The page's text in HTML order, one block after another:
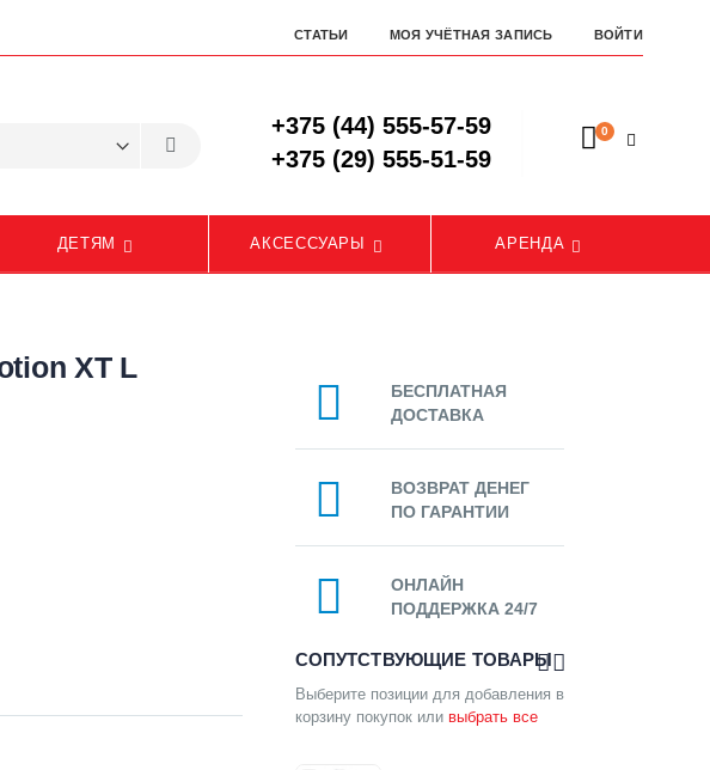
СТАТЬИ МОЯ УЧЁТНАЯ ЗАПИСЬ ВОЙТИ
+375 (44) 555-57-59
+375 (29) 555-51-59
0
ДЕТЯМ АКСЕССУАРЫ АРЕНДА
XT L
БЕСПЛАТНАЯ
ДОСТАВКА
ВОЗВРАТ ДЕНЕГ
ПО ГАРАНТИИ
ОНЛАЙН
ПОДДЕРЖКА 24/7
СОПУТСТВУЮЩИЕ ТОВАРЫ
Выберите позиции для добавления в
корзину покупок или выбрать все